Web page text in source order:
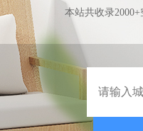
本站共收录